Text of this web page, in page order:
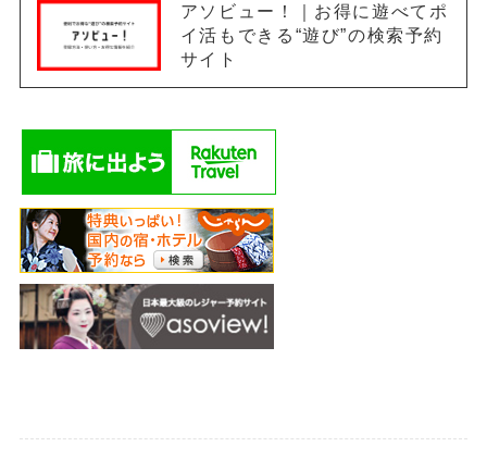
アソビュー！｜お得に遊べてポ
イ活もできる“遊び”の検索予約
サイト